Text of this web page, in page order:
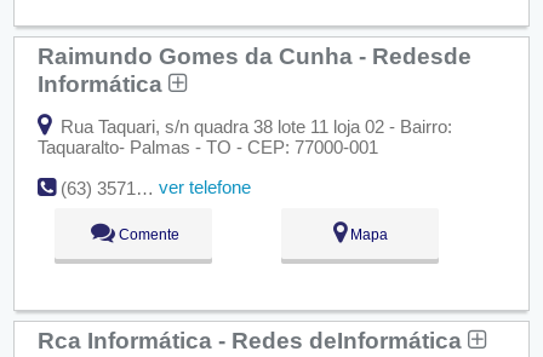
Raimundo Gomes da Cunha - Redesde
Informática
Rua Taquari, s/n quadra 38 lote 11 loja 02 - Bairro:
Taquaralto- Palmas - TO - CEP: 77000-001
(63) 3571-2522
ver telefone
Comente Mapa
Rca Informática - Redes deInformática